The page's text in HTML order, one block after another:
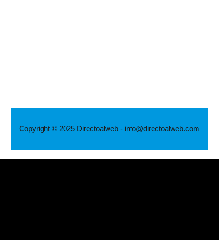
Copyright © 2025 Directoalweb - info@directoalweb.com